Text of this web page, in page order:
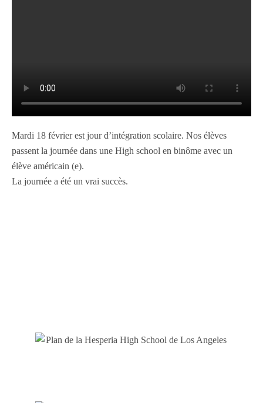
Mardi 18 février est jour d’intégration scolaire. Nos élèves
passent la journée dans une High school en binôme avec un
élève américain (e).
La journée a été un vrai succès.